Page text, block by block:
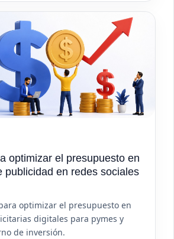
optimizar el presupuesto en
publicidad en redes sociales
optimizar el presupuesto en
digitales para pymes y
de inversión.